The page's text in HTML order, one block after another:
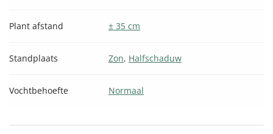
Plant afstand ± 35 cm
Standplaats Zon, Halfschaduw
Vochtbehoefte Normaal